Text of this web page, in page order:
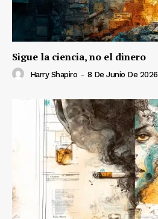
Sigue la ciencia, no el dinero
Harry Shapiro - 8 De Junio De 2026